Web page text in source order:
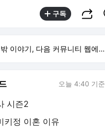
구독
이야기, 다음 커뮤니티 웹에서 보기
오늘 4:40 기준
시즌2
키정 이혼 이유